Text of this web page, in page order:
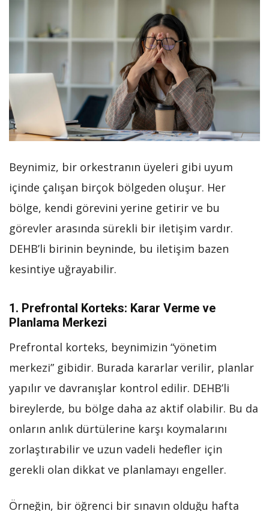
Beynimiz, bir orkestranın üyeleri gibi uyum
içinde çalışan birçok bölgeden oluşur. Her
bölge, kendi görevini yerine getirir ve bu
görevler arasında sürekli bir iletişim vardır.
DEHB’li birinin beyninde, bu iletişim bazen
kesintiye uğrayabilir.
1. Prefrontal Korteks: Karar Verme ve
Planlama Merkezi
Prefrontal korteks, beynimizin “yönetim
merkezi” gibidir. Burada kararlar verilir, planlar
yapılır ve davranışlar kontrol edilir. DEHB’li
bireylerde, bu bölge daha az aktif olabilir. Bu da
onların anlık dürtülerine karşı koymalarını
zorlaştırabilir ve uzun vadeli hedefler için
gerekli olan dikkat ve planlamayı engeller.
Örneğin, bir öğrenci bir sınavın olduğu hafta